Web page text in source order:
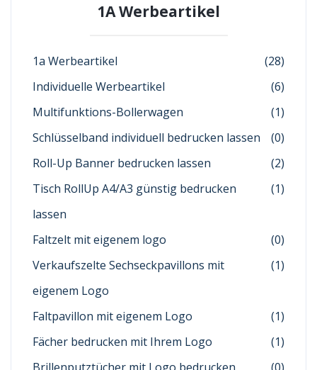
1A Werbeartikel
1a Werbeartikel
(28)
Individuelle Werbeartikel
(6)
Multifunktions-Bollerwagen
(1)
Schlüsselband individuell bedrucken lassen
(0)
Roll-Up Banner bedrucken lassen
(2)
Tisch RollUp A4/A3 günstig bedrucken
lassen
(1)
Faltzelt mit eigenem logo
(0)
Verkaufszelte Sechseckpavillons mit
eigenem Logo
(1)
Faltpavillon mit eigenem Logo
(1)
Fächer bedrucken mit Ihrem Logo
(1)